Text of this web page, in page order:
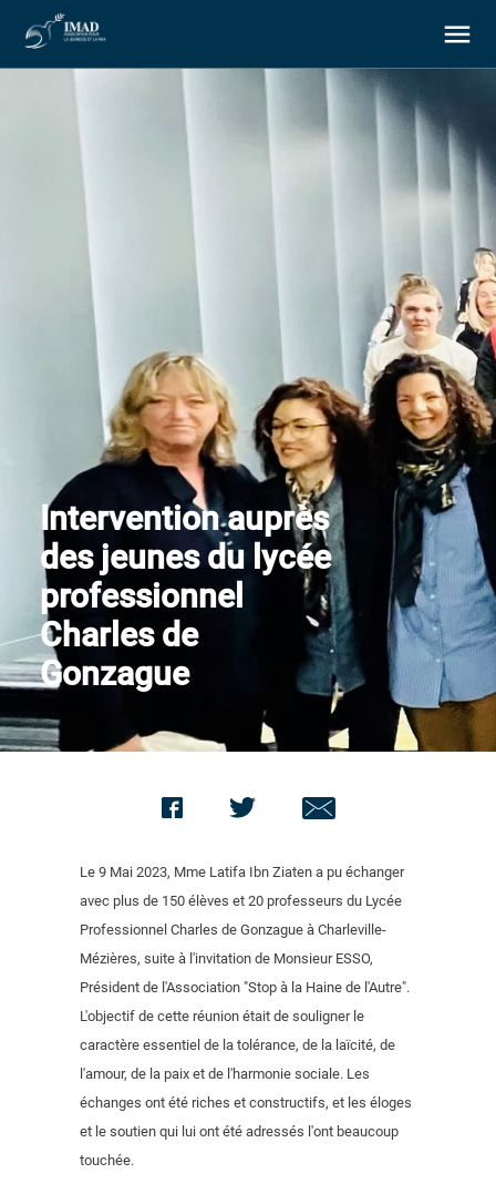
Nos objectifs
Ressources
Nous soutenir
Nous contacter
Intervention auprès
des jeunes du lycée
professionnel
Charles de
Gonzague
Le 9 Mai 2023, Mme Latifa Ibn Ziaten a pu échanger
avec plus de 150 élèves et 20 professeurs du Lycée
Professionnel Charles de Gonzague à Charleville-
Mézières, suite à l'invitation de Monsieur ESSO,
Président de l'Association "Stop à la Haine de l'Autre".
L'objectif de cette réunion était de souligner le
caractère essentiel de la tolérance, de la laïcité, de
l'amour, de la paix et de l'harmonie sociale. Les
échanges ont été riches et constructifs, et les éloges
et le soutien qui lui ont été adressés l'ont beaucoup
touchée.